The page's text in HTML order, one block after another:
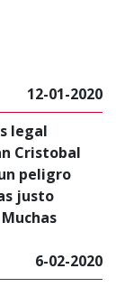
12-01-2020
legal
Cristobal
peligro
justo
6-02-2020